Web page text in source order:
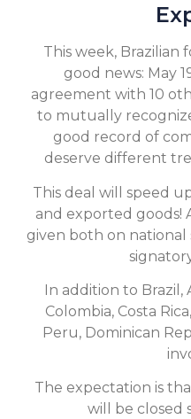
This week, Brazilian
good news: May
agreement with 10
to mutually
good record of
deserve different
This deal will speed
and exported goods!
given both on national
In addition to Brazil,
Colombia, Costa
Peru, Dominican
The expectation is
will be closed